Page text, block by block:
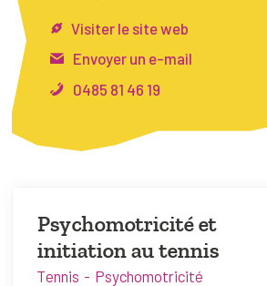
Espace pro
Psychomotricité et
initiation au tennis
Tennis Psychomotricité
Visiter le site web
Envoyer un e-mail
0485 81 46 19